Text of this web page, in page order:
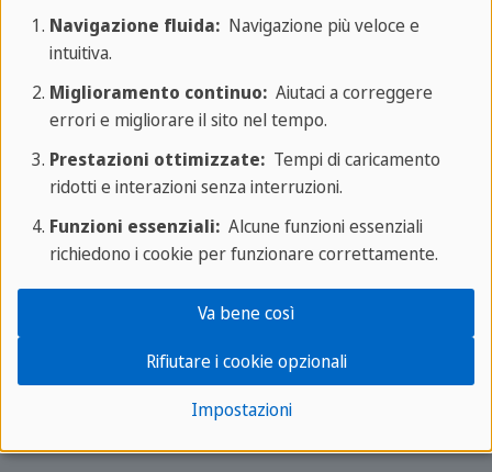
Gartenstraße 6
60594 Francoforte sul Meno
Sprachcaffe Francoforte
Chi siamo
📍 Indicazioni
Navigazione fluida:Navigazione più veloce e
intuitiva.
Miglioramento continuo:Aiutaci a correggere
errori e migliorare il sito nel tempo.
Prestazioni ottimizzate:Tempi di caricamento
ridotti e interazioni senza interruzioni.
Funzioni essenziali:Alcune funzioni essenziali
richiedono i cookie per funzionare correttamente.
Impostazioni
Rifiutare i cookie opzionali
Va bene così